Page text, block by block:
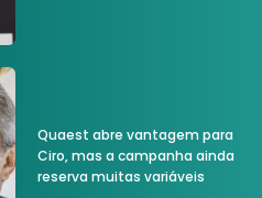
Quaest abre vantagem para
Ciro, mas a campanha ainda
reserva muitas variáveis